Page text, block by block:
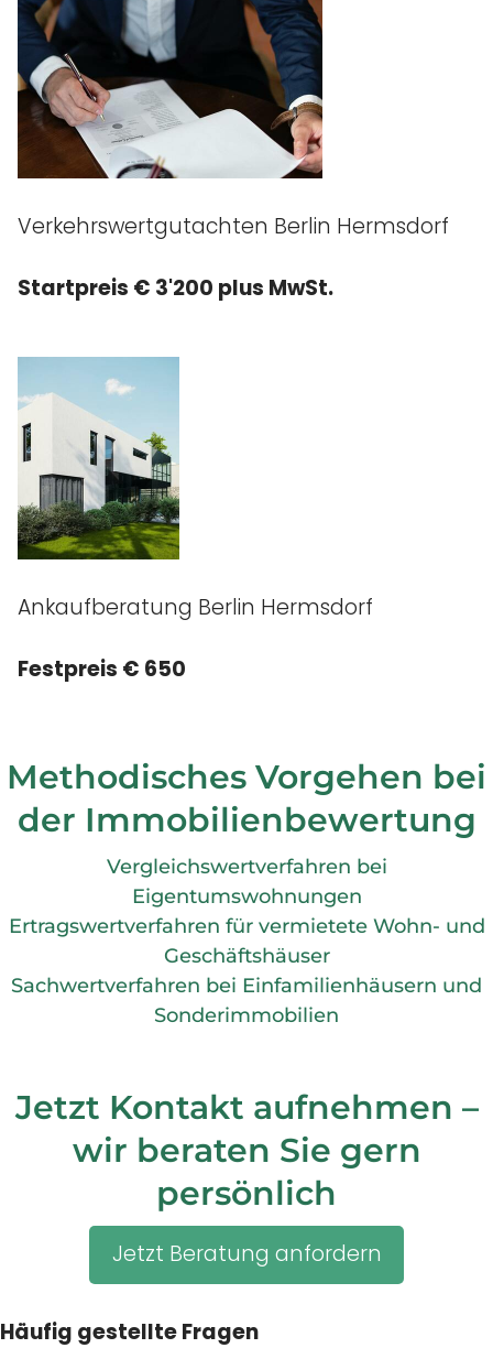
Verkehrswertgutachten Berlin Hermsdorf
Startpreis € 3'200 plus MwSt.
Ankaufberatung Berlin Hermsdorf
Festpreis € 650
Methodisches Vorgehen bei
der Immobilienbewertung
Vergleichswertverfahren bei
Eigentumswohnungen
Ertragswertverfahren für vermietete Wohn- und
Geschäftshäuser
Sachwertverfahren bei Einfamilienhäusern und
Sonderimmobilien
Jetzt Kontakt aufnehmen –
wir beraten Sie gern
persönlich
Jetzt Beratung anfordern
Häufig gestellte Fragen